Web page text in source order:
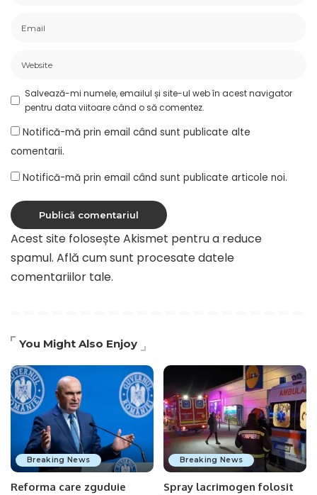
Salvează-mi numele, emailul și site-ul web în acest navigator
pentru data viitoare când o să comentez.
Notifică-mă prin email când sunt publicate alte
comentarii.
Notifică-mă prin email când sunt publicate articole noi.
Acest site folosește Akismet pentru a reduce
spamul. Află cum sunt procesate datele
comentariilor tale.
You Might Also Enjoy
Breaking News
Reforma care zguduie
Breaking News
Spray lacrimogen folosit